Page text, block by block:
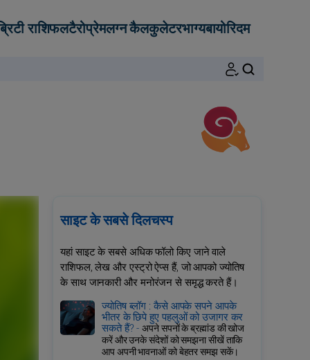
राशिफलटैरोप्रेमलग्न कैलकुलेटरभाग्यबायोरिदम
साइट के सबसे दिलचस्प
यहां साइट के सबसे अधिक फॉलो किए जाने वाले
राशिफल, लेख और एस्ट्रो ऐप्स हैं, जो आपको ज्योतिष
के साथ जानकारी और मनोरंजन से समृद्ध करते हैं।
ज्योतिष ब्लॉग : कैसे आपके सपने आपके
भीतर के छिपे हुए पहलुओं को उजागर कर
सकते हैं? -अपने सपनों के ब्रह्मांड की खोज
करें और उनके संदेशों को समझना सीखें ताकि
आप अपनी भावनाओं को बेहतर समझ सकें।